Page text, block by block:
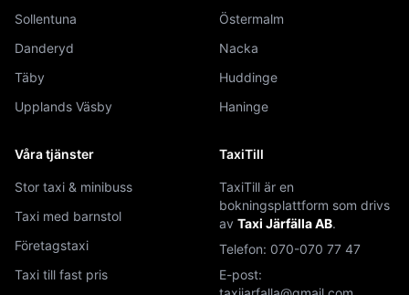
Sollentuna
Danderyd
Täby
Upplands Väsby
Östermalm
Nacka
Huddinge
Haninge
Våra tjänster
Stor taxi & minibuss
Taxi med barnstol
Företagstaxi
Taxi till fast pris
TaxiTill
TaxiTill är en
bokningsplattform som drivs
av Taxi Järfälla AB.
Telefon: 070-070 77 47
E-post: